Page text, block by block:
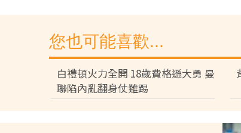
您也可能喜歡...
白禮頓火力全開 18歲費格遜大勇 曼
聯陷內亂翻身仗難踢